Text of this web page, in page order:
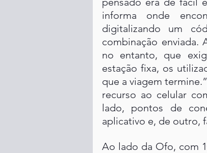
informa onde
digitalizando um
combinação enviada.
no entanto, que
estação fixa, os
que a viagem termine.”
recurso ao celular
lado, pontos de
aplicativo e, de outro,
Ao lado da Ofo, com